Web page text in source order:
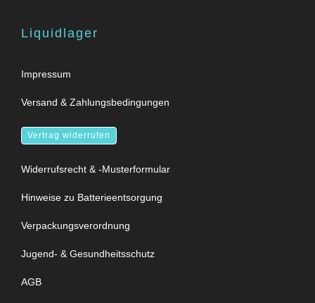
Liquidlager
Impressum
Versand & Zahlungsbedingungen
Vertrag widerrufen
Widerrufsrecht & -Musterformular
Hinweise zu Batterieentsorgung
Verpackungsverordnung
Jugend- & Gesundheitsschutz
AGB